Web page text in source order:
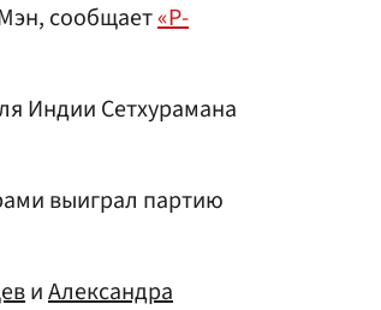
сообщает«Р-
Индии Сетхурамана
выиграл партию
иАлександра